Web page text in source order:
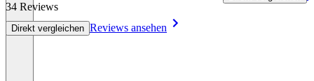
34 Reviews
Direkt vergleichen Reviews ansehen